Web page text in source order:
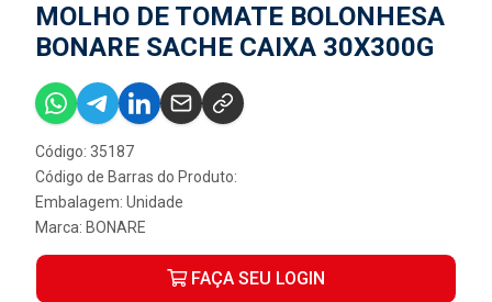
MOLHO DE TOMATE BOLONHESA
BONARE SACHE CAIXA 30X300G
Código: 35187
Código de Barras do Produto:
Embalagem: Unidade
Marca: BONARE
FAÇA SEU LOGIN